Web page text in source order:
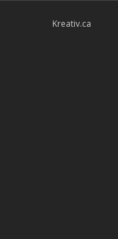
Kreativ.ca